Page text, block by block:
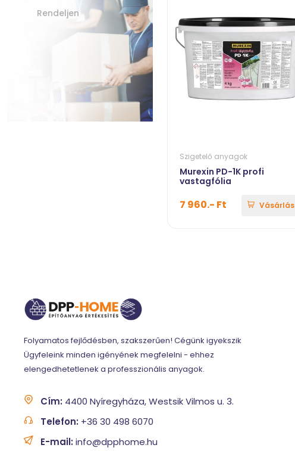
Szigetelő anyagok
Murexin PD-1K profi
vastagfólia
7 960.- Ft Vásárlás
Rendeljen
Folyamatos fejlődésben, szakszerűen! Cégünk igyekszik
Ügyfeleink minden igényének megfelelni - ehhez
elengedhetetlenek a professzionális anyagok.
Cím: 4400 Nyíregyháza, Westsik Vilmos u. 3.
Telefon: +36 30 498 6070
E-mail: info@dpphome.hu